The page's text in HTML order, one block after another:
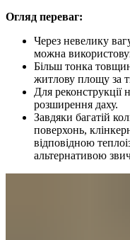
Огляд переваг:
Через невелику
можна
Більш тонка
житлову площу за
Для реконструкції
розширення даху.
Завдяки багатій
поверхонь,
відповідною
альтернативою